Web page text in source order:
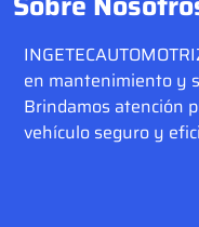
en mantenimiento y
Brindamos atención
vehículo seguro y